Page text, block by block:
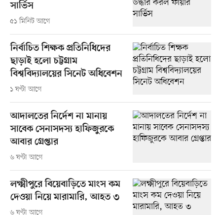
সার্ভিস
৫১ মিনিট আগে
নির্বাচিত শিক্ষক প্রতিনিধিদের
ছাড়াই হলো চট্টগ্রাম
বিশ্ববিদ্যালয়ের সিনেট অধিবেশন
১ ঘণ্টা আগে
আদালতের নির্দেশ না মানায়
সাবেক সেনাসদস্য হাফিজুরকে
আবার গ্রেপ্তার
৬ ঘণ্টা আগে
লক্ষ্মীপুরে বিয়েবাড়িতে মাংস কম
দেওয়া নিয়ে মারামারি, আহত ৩
৬ ঘণ্টা আগে